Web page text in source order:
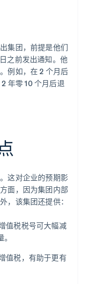
集团，前提是他们
之前发出通知。他
例如，在 2 个月后
年零 10 个月后退
这对企业的预期影
面，因为集团内部
，该集团还提供：
值税税号可大幅减
值税，有助于更有